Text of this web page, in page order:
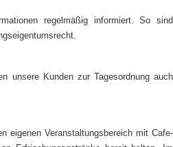
regelmäßig informiert. So sind
unsere Kunden zur Tagesordnung auch
eigenen Veranstaltungsbereich mit Cafe-